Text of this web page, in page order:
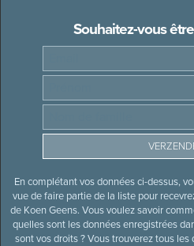
Souhaitez-vous
En complétant vos données ci-dessus,
vue de faire partie de la liste pour
de Koen Geens. Vous voulez savoir
quelles sont les données enregistrées
sont vos droits ? Vous trouverez tous